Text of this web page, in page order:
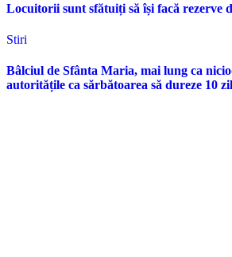
Locuitorii sunt sfătuiți să își facă rezerve
Stiri
Bâlciul de Sfânta Maria, mai lung ca
autoritățile ca sărbătoarea să dureze 10